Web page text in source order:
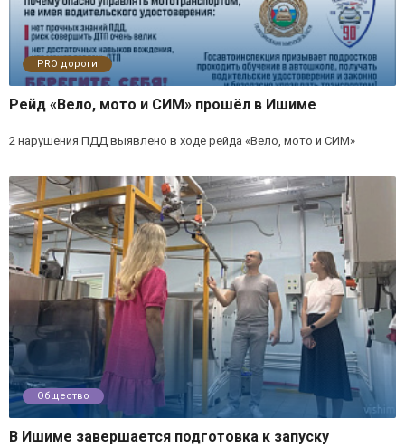
PRO дороги
Рейд «Вело, мото и СИМ» прошёл в Ишиме
2 нарушения ПДД выявлено в ходе рейда «Вело, мото и СИМ»
Общество
В Ишиме завершается подготовка к запуску